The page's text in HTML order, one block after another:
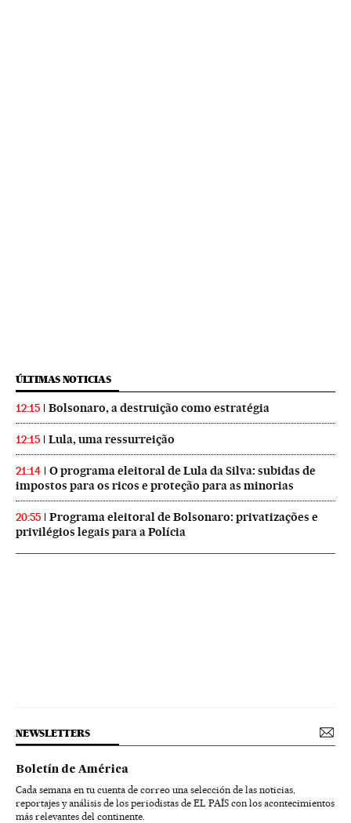
ÚLTIMAS NOTICIAS
12:15 Bolsonaro, a destruição como estratégia
12:15 Lula, uma ressurreição
21:14
O programa eleitoral de Lula da Silva: subidas de
impostos para os ricos e proteção para as minorias
20:55
Programa eleitoral de Bolsonaro: privatizações e
privilégios legais para a Polícia
NEWSLETTERS
Boletín de América
Cada semana en tu cuenta de correo una selección de las noticias,
reportajes y análisis de los periodistas de EL PAÍS con los acontecimientos
más relevantes del continente.